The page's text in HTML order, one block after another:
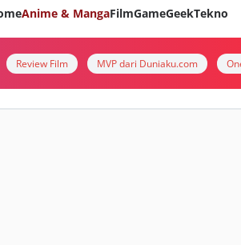
Anime & MangaFilmGameGeekTekno
Review Film MVP dari Duniaku.com